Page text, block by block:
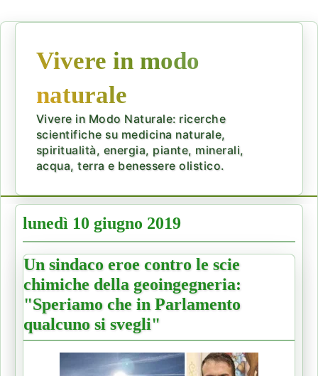
Vivere in modo
naturale
Vivere in Modo Naturale: ricerche
scientifiche su medicina naturale,
spiritualità, energia, piante, minerali,
acqua, terra e benessere olistico.
lunedì 10 giugno 2019
Un sindaco eroe contro le scie
chimiche della geoingegneria:
"Speriamo che in Parlamento
qualcuno si svegli"